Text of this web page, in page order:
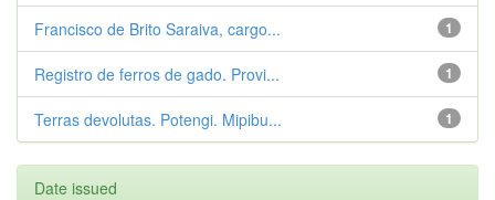
1
Francisco de Brito Saraiva, cargo...
1
Registro de ferros de gado. Provi...
1
Terras devolutas. Potengi. Mipibu...
Date issued